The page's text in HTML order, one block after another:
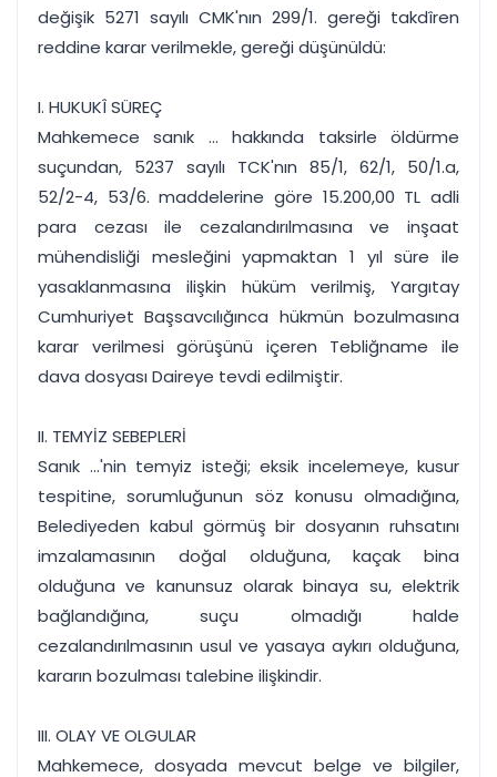
değişik 5271 sayılı CMK'nın 299/1. gereği takdîren
reddine karar verilmekle, gereği düşünüldü:
I. HUKUKÎ SÜREÇ
Mahkemece sanık ... hakkında taksirle öldürme
suçundan, 5237 sayılı TCK'nın 85/1, 62/1, 50/1.a,
52/2-4, 53/6. maddelerine göre 15.200,00 TL adli
para cezası ile cezalandırılmasına ve inşaat
mühendisliği mesleğini yapmaktan 1 yıl süre ile
yasaklanmasına ilişkin hüküm verilmiş, Yargıtay
Cumhuriyet Başsavcılığınca hükmün bozulmasına
karar verilmesi görüşünü içeren Tebliğname ile
dava dosyası Daireye tevdi edilmiştir.
II. TEMYİZ SEBEPLERİ
Sanık ...'nin temyiz isteği; eksik incelemeye, kusur
tespitine, sorumluğunun söz konusu olmadığına,
Belediyeden kabul görmüş bir dosyanın ruhsatını
imzalamasının doğal olduğuna, kaçak bina
olduğuna ve kanunsuz olarak binaya su, elektrik
bağlandığına, suçu olmadığı halde
cezalandırılmasının usul ve yasaya aykırı olduğuna,
kararın bozulması talebine ilişkindir.
III. OLAY VE OLGULAR
Mahkemece, dosyada mevcut belge ve bilgiler,